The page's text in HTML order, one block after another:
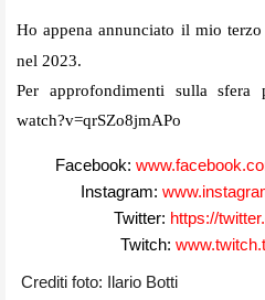
Ho appena annunciato il mio
nel 2023.
Per approfondimenti sulla sfera
watch?v=qrSZo8jmAPo
Facebook:
Instagram:
Twitter: https://
Twitch:
Crediti foto: Ilario Botti